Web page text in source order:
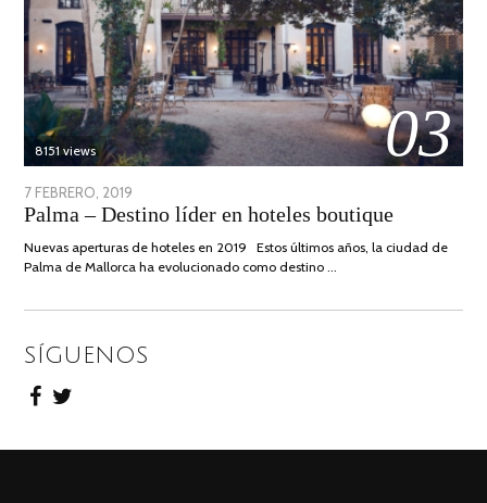
03
8151 views
POSTED
ON
7 FEBRERO, 2019
JUNIO,
Palma – Destino líder en hoteles boutique
Nuevas aperturas de hoteles en 2019 Estos últimos años, la ciudad de
Palma de Mallorca ha evolucionado como destino …
SÍGUENOS